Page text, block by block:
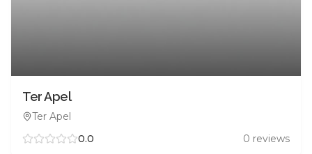
Ter Apel
Ter Apel
0.0
0 reviews